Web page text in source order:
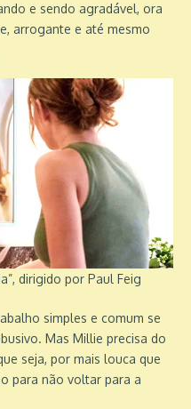
e sendo agradável, ora
arrogante e até mesmo
dirigido por Paul Feig
simples e comum se
Mas Millie precisa do
seja, por mais louca que
para não voltar para a